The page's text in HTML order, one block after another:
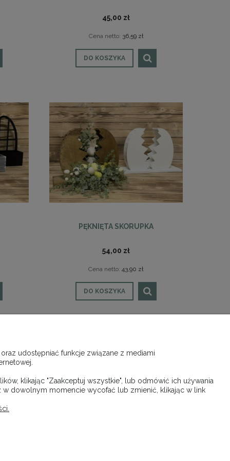
45,00 zł
Cena netto: 36,59 zł
DO KOSZYKA
PĘKNIĘTA SKORUPKA
54,00 zł
Cena netto: 43,90 zł
DO KOSZYKA
Twoje zamówienia
udostępniać funkcje związane z mediami
klikając "Zaakceptuj wszystkie", lub odmówić ich używania
dowolnym momencie wycofać lub zmienić, klikając w link